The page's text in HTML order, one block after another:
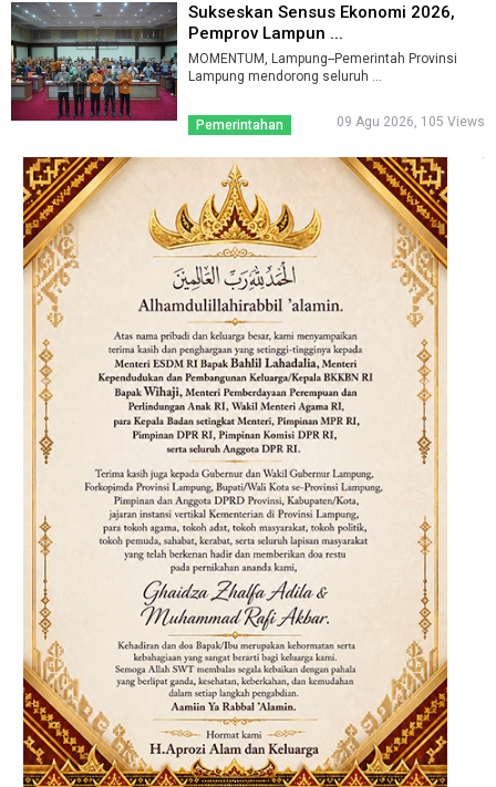
Sukseskan Sensus Ekonomi 2026,
Pemprov Lampun ...
MOMENTUM, Lampung--Pemerintah Provinsi
Pemerintahan 09 Agu 2026, 105 Views